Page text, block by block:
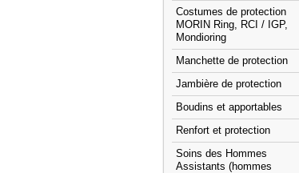
Costumes de protection
MORIN Ring, RCI / IGP,
Mondioring
Manchette de protection
Jambière de protection
Boudins et apportables
Renfort et protection
Soins des Hommes
Assistants (hommes